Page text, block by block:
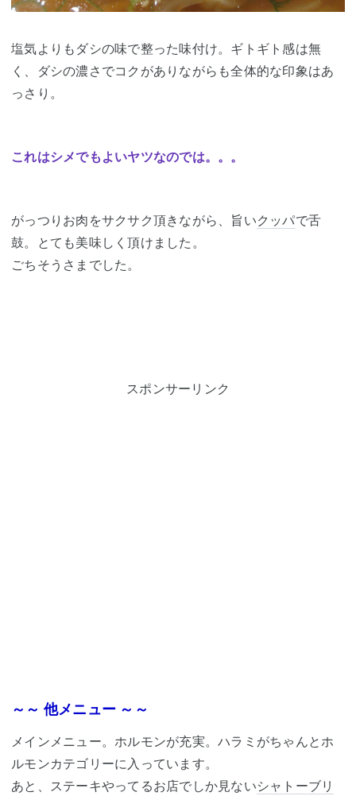
塩気よりもダシの味で整った味付け。ギトギト感は無
く、ダシの濃さでコクがありながらも全体的な印象はあ
っさり。
これはシメでもよいヤツなのでは。。。
がっつりお肉をサクサク頂きながら、旨いクッパで舌
鼓。とても美味しく頂けました。
ごちそうさまでした。
スポンサーリンク
～～ 他メニュー ～～
メインメニュー。ホルモンが充実。ハラミがちゃんとホ
ルモンカテゴリーに入っています。
あと、ステーキやってるお店でしか見ないシャトーブリ